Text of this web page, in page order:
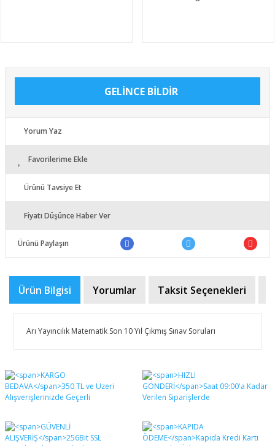
GELİNCE BİLDİR
Yorum Yaz
Favorilerime Ekle
Ürünü Tavsiye Et
Fiyatı Düşünce Haber Ver
Ürünü Paylaşın
Ürün Bilgisi Yorumlar Taksit Seçenekleri
​Arı Yayıncılık Matematik Son 10 Yıl Çıkmış Sınav Soruları
Bu ürüne ilk yorumu siz yapın!
Yorum Yaz
Bu ürünün fiyat bilgisi, resim, ürün açıklamalarında ve
diğer konularda yetersiz gördüğünüz noktaları öneri
formunu kullanarak tarafımıza iletebilirsiniz.
Görüş ve önerileriniz için teşekkür ederiz.
Ürün resmi kalitesiz, bozuk veya görüntülenemiyor.